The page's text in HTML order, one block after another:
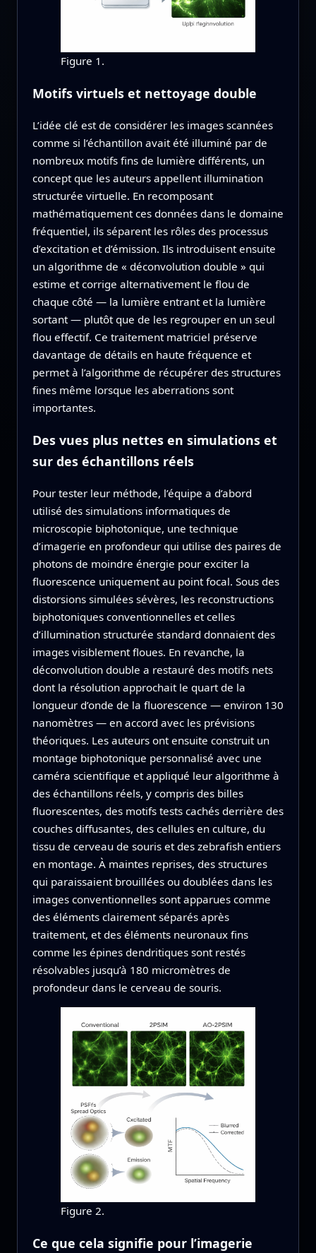
Figure 1.
Motifs virtuels et nettoyage double
L’idée clé est de considérer les images scannées
comme si l’échantillon avait été illuminé par de
nombreux motifs fins de lumière différents, un
concept que les auteurs appellent illumination
structurée virtuelle. En recomposant
mathématiquement ces données dans le domaine
fréquentiel, ils séparent les rôles des processus
d’excitation et d’émission. Ils introduisent ensuite
un algorithme de « déconvolution double » qui
estime et corrige alternativement le flou de
chaque côté — la lumière entrant et la lumière
sortant — plutôt que de les regrouper en un seul
flou effectif. Ce traitement matriciel préserve
davantage de détails en haute fréquence et
permet à l’algorithme de récupérer des structures
fines même lorsque les aberrations sont
importantes.
Des vues plus nettes en simulations et
sur des échantillons réels
Pour tester leur méthode, l’équipe a d’abord
utilisé des simulations informatiques de
microscopie biphotonique, une technique
d’imagerie en profondeur qui utilise des paires de
photons de moindre énergie pour exciter la
fluorescence uniquement au point focal. Sous des
distorsions simulées sévères, les reconstructions
biphotoniques conventionnelles et celles
d’illumination structurée standard donnaient des
images visiblement floues. En revanche, la
déconvolution double a restauré des motifs nets
dont la résolution approchait le quart de la
longueur d’onde de la fluorescence — environ 130
nanomètres — en accord avec les prévisions
théoriques. Les auteurs ont ensuite construit un
montage biphotonique personnalisé avec une
caméra scientifique et appliqué leur algorithme à
des échantillons réels, y compris des billes
fluorescentes, des motifs tests cachés derrière des
couches diffusantes, des cellules en culture, du
tissu de cerveau de souris et des zebrafish entiers
en montage. À maintes reprises, des structures
qui paraissaient brouillées ou doublées dans les
images conventionnelles sont apparues comme
des éléments clairement séparés après
traitement, et des éléments neuronaux fins
comme les épines dendritiques sont restés
résolvables jusqu’à 180 micromètres de
profondeur dans le cerveau de souris.
Figure 2.
Ce que cela signifie pour l’imagerie